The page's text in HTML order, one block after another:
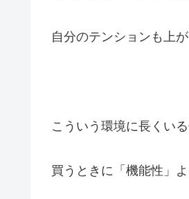
自分のテンションも上が
こういう環境に長くい
買うときに「機能性」